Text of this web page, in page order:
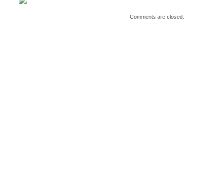
Comments are closed.